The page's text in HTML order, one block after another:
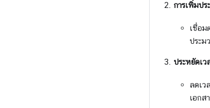
การเพิ่มปร
เชื่อม
ประม
ประหยัดเว
ลดเว
เอกส